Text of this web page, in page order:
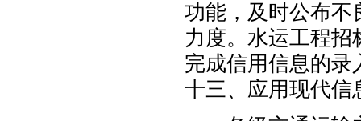
功能，及时公布不
力度。水运工程
完成信用信息的录
十三、应用现代信